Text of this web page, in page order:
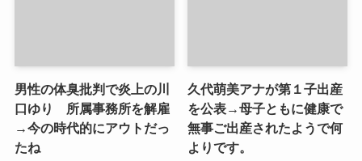
男性の体臭批判で炎上の川
口ゆり 所属事務所を解雇
→今の時代的にアウトだっ
たね
久代萌美アナが第１子出産
を公表→母子ともに健康で
無事ご出産されたようで何
よりです。